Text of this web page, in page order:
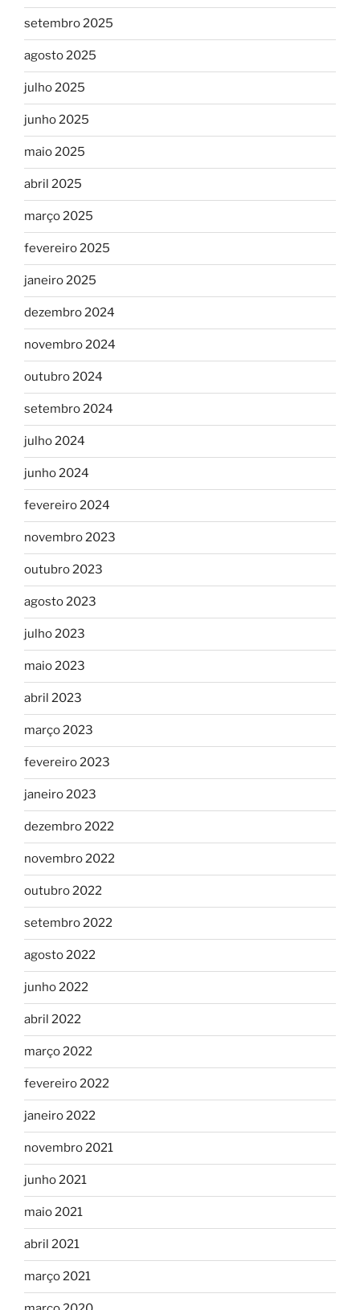
setembro 2025
agosto 2025
julho 2025
junho 2025
maio 2025
abril 2025
março 2025
fevereiro 2025
janeiro 2025
dezembro 2024
novembro 2024
outubro 2024
setembro 2024
julho 2024
junho 2024
fevereiro 2024
novembro 2023
outubro 2023
agosto 2023
julho 2023
maio 2023
abril 2023
março 2023
fevereiro 2023
janeiro 2023
dezembro 2022
novembro 2022
outubro 2022
setembro 2022
agosto 2022
junho 2022
abril 2022
março 2022
fevereiro 2022
janeiro 2022
novembro 2021
junho 2021
maio 2021
abril 2021
março 2021